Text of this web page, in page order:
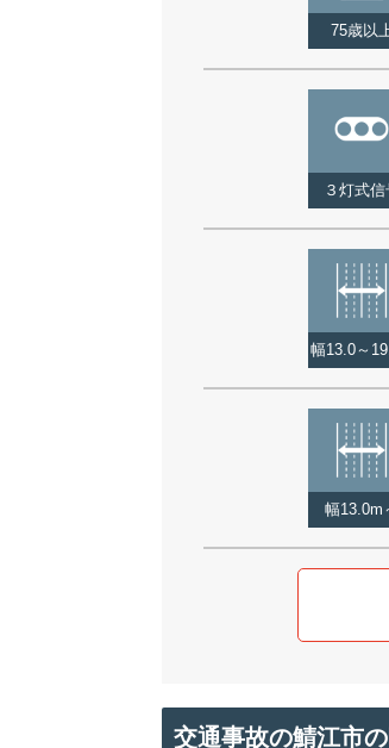
75歳以
３灯式信
幅13.0～
幅13.0m
交通事故の鯖江市